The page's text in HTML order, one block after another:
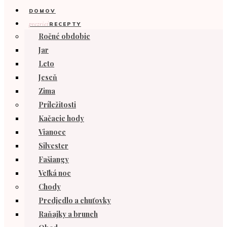
DOMOV
prezrieťRECEPTY
Ročné obdobie
Jar
Leto
Jeseň
Zima
Príležitosti
Kačacie hody
Vianoce
Silvester
Fašiangy
Veľká noc
Chody
Predjedlo a chuťovky
Raňajky a brunch